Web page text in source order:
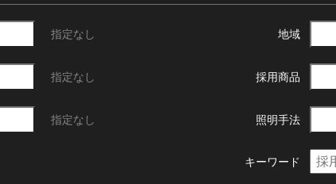
指定なし 地域
指定なし 採用商品
指定なし 照明手法
キーワード